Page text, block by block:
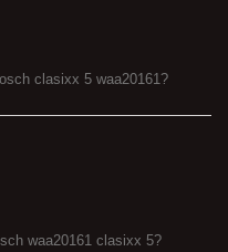
clasixx 5 waa20161?
waa20161 clasixx 5?